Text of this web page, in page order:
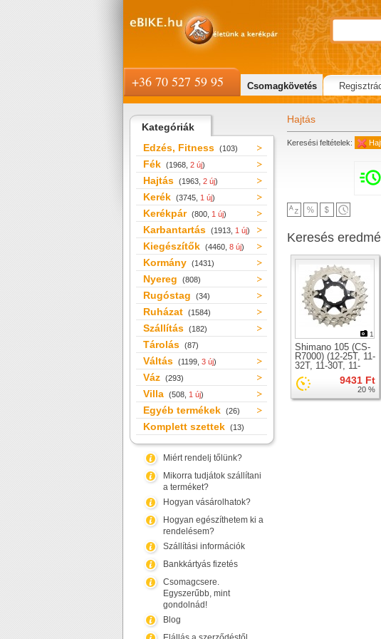
Kategóriák
Edzés, Fitness (103)
Fék (1968, 2 új)
Hajtás (1963, 2 új)
Kerék (3745, 1 új)
Kerékpár (800, 1 új)
Karbantartás (1913, 1 új)
Kiegészítők (4460, 8 új)
Kormány (1431)
Nyereg (808)
Rugóstag (34)
Ruházat (1584)
Szállítás (182)
Tárolás (87)
Váltás (1199, 3 új)
Váz (293)
Villa (508, 1 új)
Egyéb termékek (26)
Komplett szettek (13)
Miért rendelj tőlünk?
Mikorra tudjátok szállítani
a terméket?
Hogyan vásárolhatok?
Hogyan egészíthetem ki a
rendelésem?
Szállítási információk
Bankkártyás fizetés
Csomagcsere.
Egyszerűbb, mint
gondolnád!
Blog
Hajtás
Keresési feltételek:
Keresés
1
Shimano 105 (CS-
R7000) (12-25T, 11-
32T, 11-30T, 11-
28T) lánckerék9431 Ft
20 %
+36 70 527 59 95 Csomagkövetés